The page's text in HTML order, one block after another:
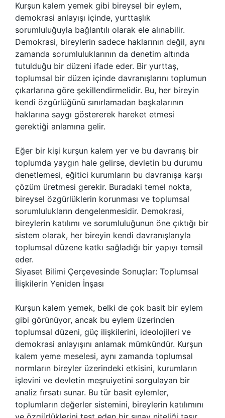
Kurşun kalem yemek gibi bireysel bir eylem,
demokrasi anlayışı içinde, yurttaşlık
sorumluluğuyla bağlantılı olarak ele alınabilir.
Demokrasi, bireylerin sadece haklarının değil, aynı
zamanda sorumluluklarının da denetim altında
tutulduğu bir düzeni ifade eder. Bir yurttaş,
toplumsal bir düzen içinde davranışlarını toplumun
çıkarlarına göre şekillendirmelidir. Bu, her bireyin
kendi özgürlüğünü sınırlamadan başkalarının
haklarına saygı göstererek hareket etmesi
gerektiği anlamına gelir.
Eğer bir kişi kurşun kalem yer ve bu davranış bir
toplumda yaygın hale gelirse, devletin bu durumu
denetlemesi, eğitici kurumların bu davranışa karşı
çözüm üretmesi gerekir. Buradaki temel nokta,
bireysel özgürlüklerin korunması ve toplumsal
sorumlulukların dengelenmesidir. Demokrasi,
bireylerin katılımı ve sorumluluğunun öne çıktığı bir
sistem olarak, her bireyin kendi davranışlarıyla
toplumsal düzene katkı sağladığı bir yapıyı temsil
eder.
Siyaset Bilimi Çerçevesinde Sonuçlar: Toplumsal
İlişkilerin Yeniden İnşası
Kurşun kalem yemek, belki de çok basit bir eylem
gibi görünüyor, ancak bu eylem üzerinden
toplumsal düzeni, güç ilişkilerini, ideolojileri ve
demokrasi anlayışını anlamak mümkündür. Kurşun
kalem yeme meselesi, aynı zamanda toplumsal
normların bireyler üzerindeki etkisini, kurumların
işlevini ve devletin meşruiyetini sorgulayan bir
analiz fırsatı sunar. Bu tür basit eylemler,
toplumların değerler sistemini, bireylerin katılımını